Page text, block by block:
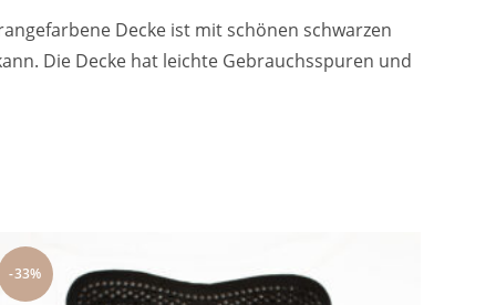
Decke ist mit schönen schwarzen
Die Decke hat leichte Gebrauchsspuren und
-33%